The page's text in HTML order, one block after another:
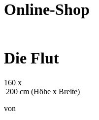
Online-Shop
Die Flut
160 x
200 cm (Höhe x Breite)
von